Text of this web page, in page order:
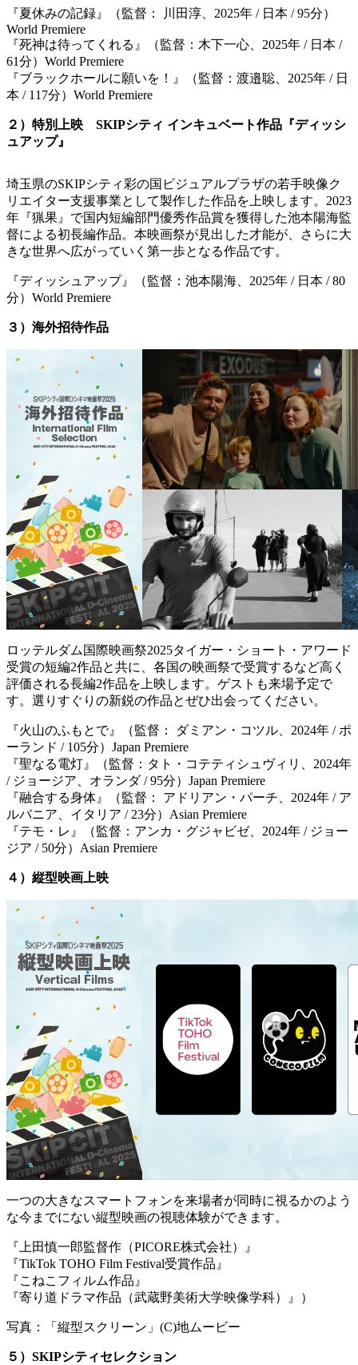
『夏休みの記録』（監督： 川田淳、2025年 / 日本 / 95分）
World Premiere
『死神は待ってくれる』（監督：木下一心、2025年 / 日本 /
61分）World Premiere
『ブラックホールに願いを！』（監督：渡邉聡、2025年 / 日
本 / 117分）World Premiere
２）特別上映 SKIPシティ インキュベート作品『ディッシ
ュアップ』
埼玉県のSKIPシティ彩の国ビジュアルプラザの若手映像ク
リエイター支援事業として製作した作品を上映します。2023
年『猟果』で国内短編部門優秀作品賞を獲得した池本陽海監
督による初長編作品。本映画祭が見出した才能が、さらに大
きな世界へ広がっていく第一歩となる作品です。
『ディッシュアップ』（監督：池本陽海、2025年 / 日本 / 80
分）World Premiere
３）海外招待作品
ロッテルダム国際映画祭2025タイガー・ショート・アワード
受賞の短編2作品と共に、各国の映画祭で受賞するなど高く
評価される長編2作品を上映します。ゲストも来場予定で
す。選りすぐりの新鋭の作品とぜひ出会ってください。
『火山のふもとで』（監督： ダミアン・コツル、2024年 / ポ
ーランド / 105分）Japan Premiere
『聖なる電灯』（監督：タト・コテティシュヴィリ、2024年
/ ジョージア、オランダ / 95分）Japan Premiere
『融合する身体』（監督： アドリアン・パーチ、2024年 / ア
ルバニア、イタリア / 23分）Asian Premiere
『テモ・レ』（監督：アンカ・グジャビゼ、2024年 / ジョー
ジア / 50分）Asian Premiere
４）縦型映画上映
一つの大きなスマートフォンを来場者が同時に視るかのよう
な今までにない縦型映画の視聴体験ができます。
『上田慎一郎監督作（PICORE株式会社）』
『TikTok TOHO Film Festival受賞作品』
『こねこフィルム作品』
『寄り道ドラマ作品（武蔵野美術大学映像学科）』）
写真：「縦型スクリーン」(C)地ムービー
５）SKIPシティセレクション